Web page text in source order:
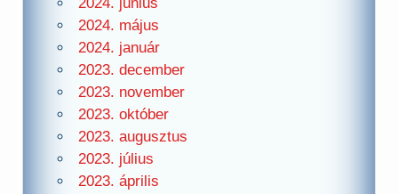
2024. május
2024. január
2023. december
2023. november
2023. október
2023. augusztus
2023. július
2023. április